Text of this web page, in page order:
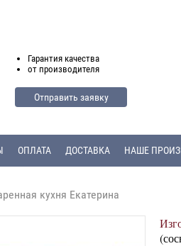
Гарантия качества
от производителя
Отправить заявку
ОПЛАТА ДОСТАВКА НАШЕ
кухня Екатерина